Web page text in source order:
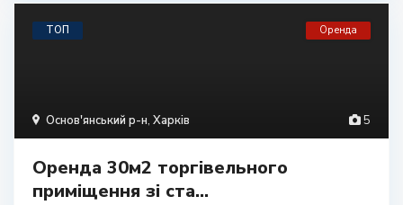
5
Основ'янський р-н, Харків
ТОП Оренда
Оренда 30м2 торгівельного
приміщення зі ста...